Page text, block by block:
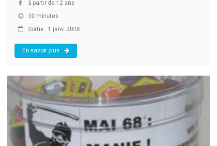
à partir de 12 ans
30 minutes
Sortie : 1 janv. 2008
En savoir plus